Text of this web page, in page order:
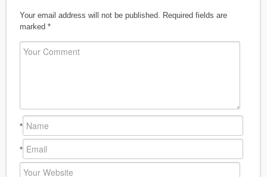
Your email address will not be published.
Required fields are
marked *
*
*